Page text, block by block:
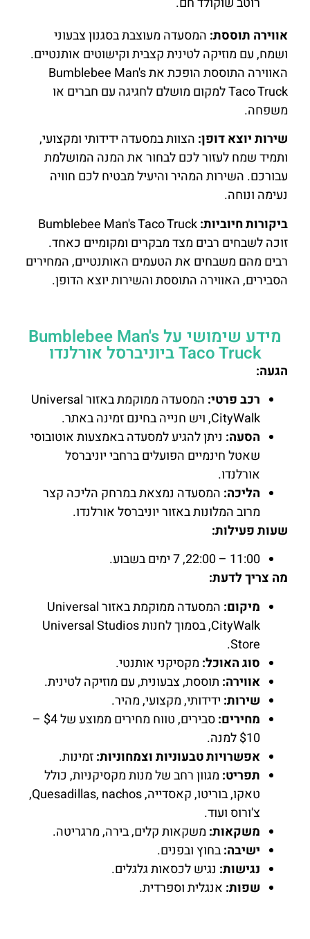
אווירה תוססת: המסעדה מעוצבת בסגנון צבעוני
ושמח, עם מוזיקה לטינית קצבית וקישוטים אותנטיים.
האווירה התוססת הופכת את Bumblebee Man's
Taco Truck למקום מושלם לחגיגה עם חברים או
משפחה.
שירות יוצא דופן: הצוות במסעדה ידידותי ומקצועי,
ותמיד שמח לעזור לכם לבחור את המנה המושלמת
עבורכם. השירות המהיר והיעיל מבטיח לכם חוויה
נעימה ונוחה.
ביקורות חיוביות:Bumblebee Man's Taco Truck
זוכה לשבחים רבים מצד מבקרים ומקומיים כאחד.
רבים מהם משבחים את הטעמים האותנטיים, המחירים
הסבירים, האווירה התוססת והשירות יוצא הדופן.
מידע שימושי על Bumblebee Man's
Taco Truck ביוניברסל אורלנדו
הגעה:
רכב פרטי:
המסעדה ממוקמת באזור Universal
CityWalk, ויש חנייה בחינם זמינה באתר.
הסעה: ניתן להגיע למסעדה באמצעות אוטובוסי
שאטל חינמיים הפועלים ברחבי יוניברסל
אורלנדו.
הליכה: המסעדה נמצאת במרחק הליכה קצר
מרוב המלונות באזור יוניברסל אורלנדו.
שעות פעילות:
11:00 – 22:00, 7 ימים בשבוע.
מה צריך לדעת:
מיקום:
המסעדה ממוקמת באזור Universal
CityWalk, בסמוך לחנות Universal Studios
Store.
סוג האוכל: מקסיקני אותנטי.
אווירה: תוססת, צבעונית, עם מוזיקה לטינית.
שירות: ידידותי, מקצועי, מהיר.
מחירים:
סבירים, טווח מחירים ממוצע של $4 –
$10 למנה.
אפשרויות טבעוניות וצמחוניות:זמינות.
תפריט: מגוון רחב של מנות מקסיקניות, כולל
טאקו, בוריטו, קאסדייה, Quesadillas, nachos,
צ'ורוס ועוד.
משקאות: משקאות קלים, בירה, מרגריטה.
ישיבה:בחוץ ובפנים.
נגישות: נגיש לכסאות גלגלים.
שפות: אנגלית וספרדית.